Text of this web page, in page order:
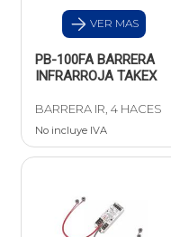
VER MAS
PB-100FA BARRERA
INFRARROJA TAKEX
BARRERA IR, 4 HACES
No incluye IVA